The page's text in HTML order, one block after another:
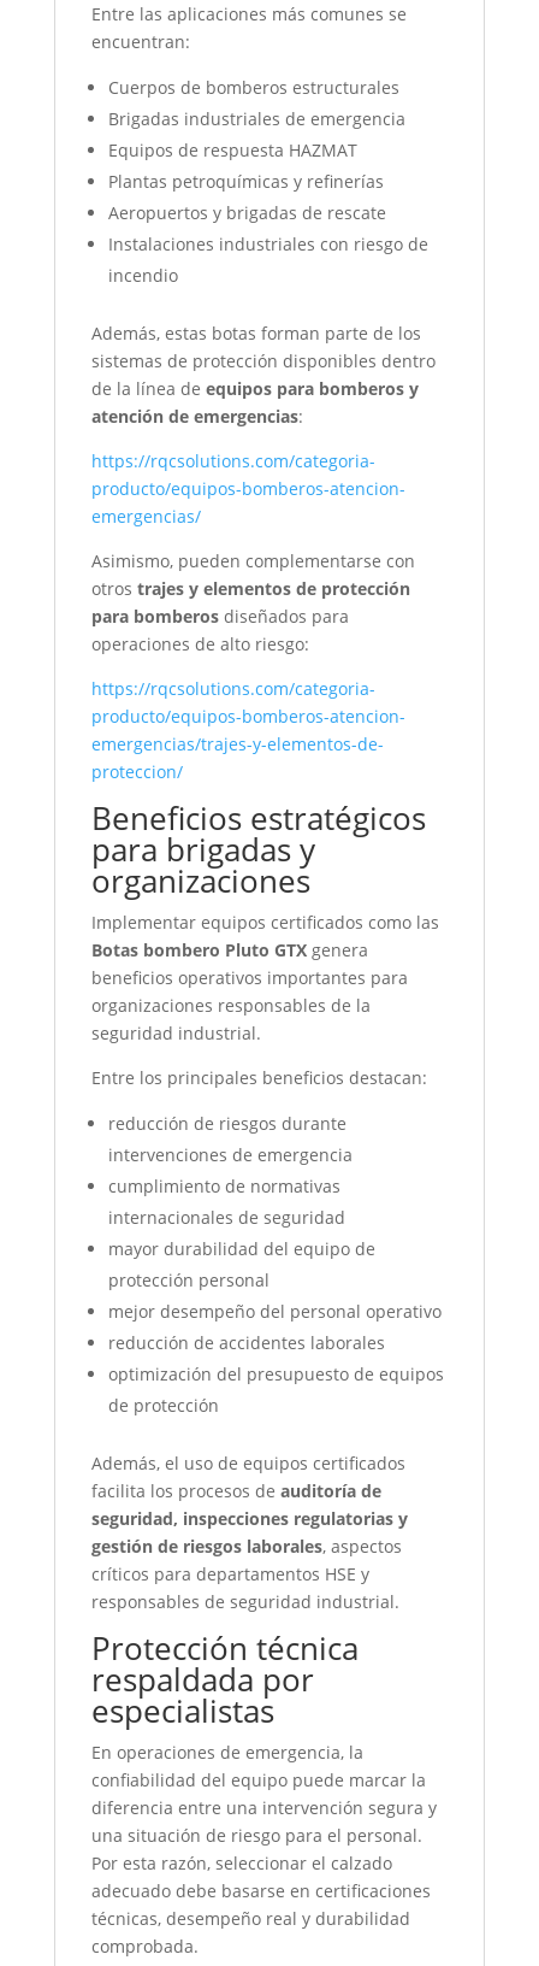
Entre las aplicaciones más comunes se
encuentran:
Cuerpos de bomberos estructurales
Brigadas industriales de emergencia
Equipos de respuesta HAZMAT
Plantas petroquímicas y refinerías
Aeropuertos y brigadas de rescate
Instalaciones industriales con riesgo de
incendio
Además, estas botas forman parte de los
sistemas de protección disponibles dentro
de la línea de equipos para bomberos y
atención de emergencias:
https://rqcsolutions.com/categoria-
producto/equipos-bomberos-atencion-
emergencias/
Asimismo, pueden complementarse con
otros trajes y elementos de protección
para bomberosdiseñados para
operaciones de alto riesgo:
https://rqcsolutions.com/categoria-
producto/equipos-bomberos-atencion-
emergencias/trajes-y-elementos-de-
proteccion/
Beneficios estratégicos
para brigadas y
organizaciones
Implementar equipos certificados como las
Botas bombero Pluto GTXgenera
beneficios operativos importantes para
organizaciones responsables de la
seguridad industrial.
Entre los principales beneficios destacan:
reducción de riesgos durante
intervenciones de emergencia
cumplimiento de normativas
internacionales de seguridad
mayor durabilidad del equipo de
protección personal
mejor desempeño del personal operativo
reducción de accidentes laborales
optimización del presupuesto de equipos
de protección
Además, el uso de equipos certificados
facilita los procesos de auditoría de
seguridad, inspecciones regulatorias y
gestión de riesgos laborales, aspectos
críticos para departamentos HSE y
responsables de seguridad industrial.
Protección técnica
respaldada por
especialistas
En operaciones de emergencia, la
confiabilidad del equipo puede marcar la
diferencia entre una intervención segura y
una situación de riesgo para el personal.
Por esta razón, seleccionar el calzado
adecuado debe basarse en certificaciones
técnicas, desempeño real y durabilidad
comprobada.